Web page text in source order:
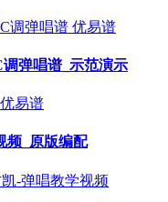
弹唱谱_示范演示
频_原版编配